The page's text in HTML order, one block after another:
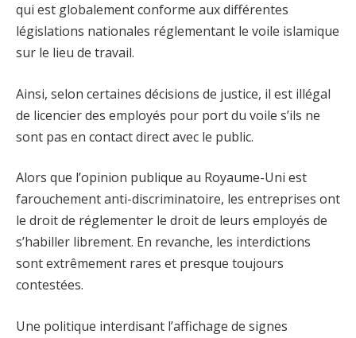
qui est globalement conforme aux différentes
législations nationales réglementant le voile islamique
sur le lieu de travail.
Ainsi, selon certaines décisions de justice, il est illégal
de licencier des employés pour port du voile s’ils ne
sont pas en contact direct avec le public.
Alors que l’opinion publique au Royaume-Uni est
farouchement anti-discriminatoire, les entreprises ont
le droit de réglementer le droit de leurs employés de
s’habiller librement. En revanche, les interdictions
sont extrêmement rares et presque toujours
contestées.
Une politique interdisant l’affichage de signes